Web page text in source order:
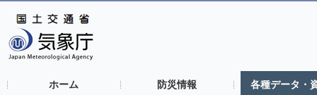
ホーム 防災情報 各種データ・